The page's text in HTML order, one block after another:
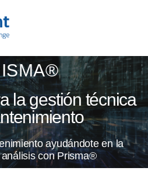
la gestión técnica
ayudándote en la
con Prisma®